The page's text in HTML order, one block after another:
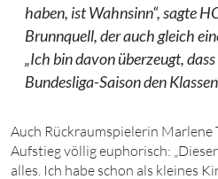
haben, ist Wahnsinn“, sagte
Brunnquell, der auch gleich
„Ich bin davon überzeugt,
Bundesliga-Saison den
Auch Rückraumspielerin Marlene
Aufstieg völlig euphorisch:
alles. Ich habe schon als kleines